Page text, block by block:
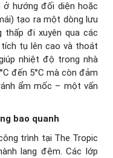
hướng đối diện hoặc
tạo ra một dòng lưu
đi xuyên qua các
tích tụ lên cao và thoát
nhiệt độ trong nhà
đến 5°C mà còn đảm
ẩm mốc – một vấn
bao quanh
trình tại The Tropic
lang đệm. Các lớp